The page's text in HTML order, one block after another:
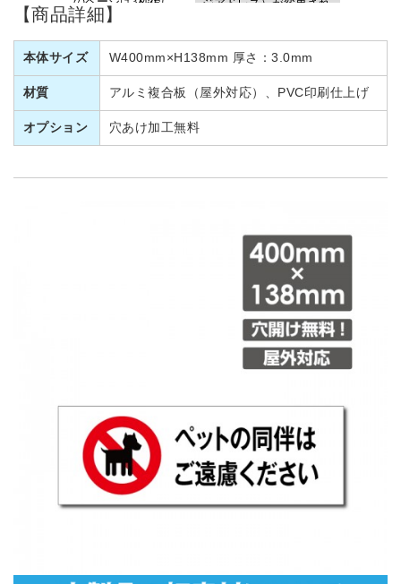
【商品詳細】
本体サイズ W400mm×H138mm 厚さ：3.0mm
材質 アルミ複合板（屋外対応）、PVC印刷仕上げ
オプション 穴あけ加工無料